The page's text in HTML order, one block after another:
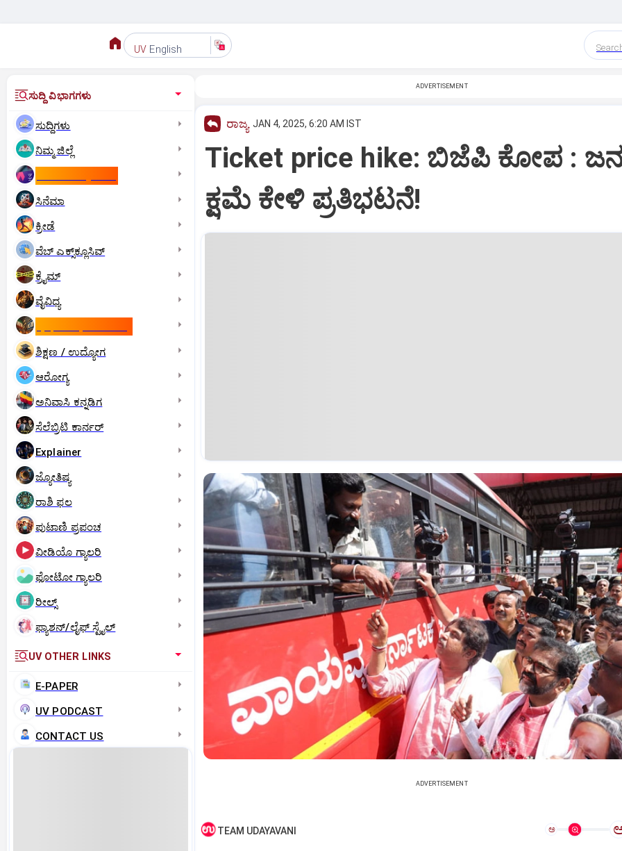
UV English
ಸುದ್ದಿ ವಿಭಾಗಗಳು
ಸುದ್ದಿಗಳು
ನಿಮ್ಮ ಜಿಲ್ಲೆ
ಸಿನೆಮಾ
ಕ್ರೀಡೆ
ವೆಬ್ ಎಕ್ಸ್‌ಕ್ಲೂಸಿವ್
ಕ್ರೈಮ್
ವೈವಿಧ್ಯ
ಶಿಕ್ಷಣ / ಉದ್ಯೋಗ
ಆರೋಗ್ಯ
ಅನಿವಾಸಿ ಕನ್ನಡಿಗ
ಸೆಲೆಬ್ರಿಟಿ ಕಾರ್ನರ್‌
Explainer
ಜ್ಯೋತಿಷ್ಯ
ರಾಶಿ ಫಲ
ಪುಟಾಣಿ ಪ್ರಪಂಚ
ವೀಡಿಯೊ ಗ್ಯಾಲರಿ
ಫೋಟೋ ಗ್ಯಾಲರಿ
ರೀಲ್ಸ್
ಫ್ಯಾಶನ್/ಲೈಫ್‌ ಸ್ಟೈಲ್
UV OTHER LINKS
E-PAPER
UV PODCAST
CONTACT US
ADVERTISEMENT
ರಾಜ್ಯ JAN 4, 2025, 6:20 AM IST
Ticket price hike: ಬಿಜೆಪಿ ಕೋಪ :
ಕ್ಷಮೆ ಕೇಳಿ ಪ್ರತಿಭಟನೆ!
ADVERTISEMENT
TEAM UDAYAVANI ಅ